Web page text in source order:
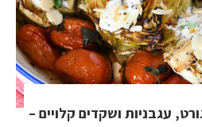
עגבניות ושקדים קלויים –